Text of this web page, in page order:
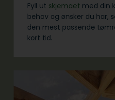
Fyll ut skjemaet med din
behov og ønsker du har,
den mest passende
kort tid.